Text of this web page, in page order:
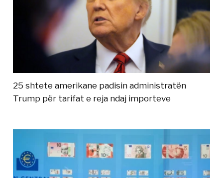
25 shtete amerikane padisin administratën
Trump për tarifat e reja ndaj importeve